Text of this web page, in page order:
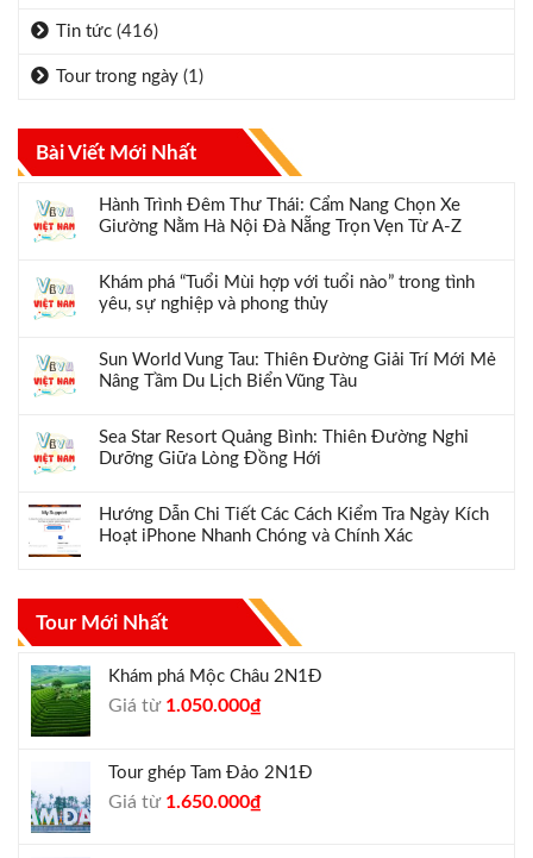
Tin tức (416)
Tour trong ngày (1)
Bài Viết Mới Nhất
Hành Trình Đêm Thư Thái: Cẩm Nang Chọn Xe
Giường Nằm Hà Nội Đà Nẵng Trọn Vẹn Từ A-Z
Khám phá “Tuổi Mùi hợp với tuổi nào” trong tình
yêu, sự nghiệp và phong thủy
Sun World Vung Tau: Thiên Đường Giải Trí Mới Mẻ
Nâng Tầm Du Lịch Biển Vũng Tàu
Sea Star Resort Quảng Bình: Thiên Đường Nghỉ
Dưỡng Giữa Lòng Đồng Hới
Hướng Dẫn Chi Tiết Các Cách Kiểm Tra Ngày Kích
Hoạt iPhone Nhanh Chóng và Chính Xác
Tour Mới Nhất
Khám phá Mộc Châu 2N1Đ
Giá từ Giá
1.300.000₫.
1.050.000₫Giá
là:
Tour ghép Tam Đảo 2N1Đ
Giá từ Giá
1.650.000₫Giá